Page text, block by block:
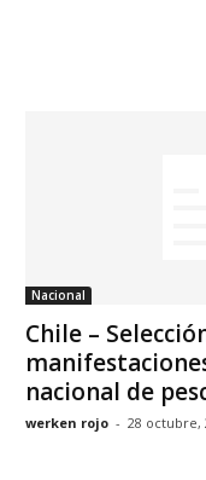
Nacional
Chile –
nacional de
werken rojo - 28 octubre,